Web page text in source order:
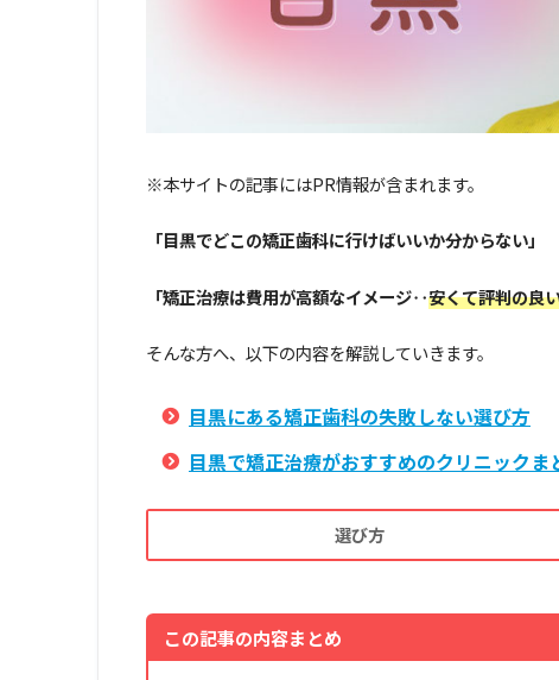
※本サイトの記事にはPR情報が含まれます。
「目黒でどこの矯正歯科に行けばいいか分からない」
「矯正治療は費用が高額なイメージ‥安くて評判の良
そんな方へ、以下の内容を解説していきます。
目黒にある矯正歯科の失敗しない選び方
目黒で矯正治療がおすすめのクリニックま
選び方
この記事の内容まとめ